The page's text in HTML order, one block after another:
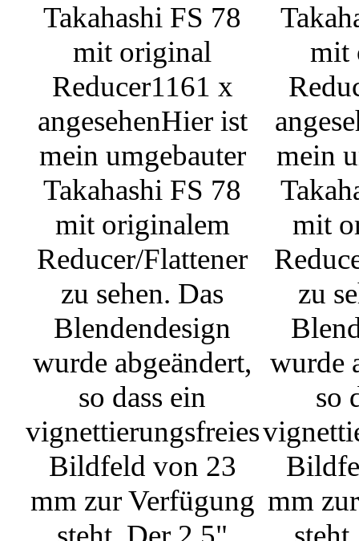
Takahashi FS 78
mit original
Reducer1161 x
angesehenHier ist
mein umgebauter
Takahashi FS 78
mit originalem
Reducer/Flattener
zu sehen. Das
Blendendesign
wurde abgeändert,
so dass ein
vignettierungsfreies
Bildfeld von 23
mm zur Verfügung
mit
mein
mit
zu
wurde
so
mm